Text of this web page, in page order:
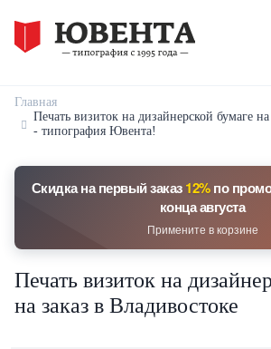
Главная
Печать визиток на дизайнерской бумаге
- типография Ювента!
Скидка на первый заказ12%по
конца августа
Примените в корзине
Печать визиток на
на заказ в Владивостоке